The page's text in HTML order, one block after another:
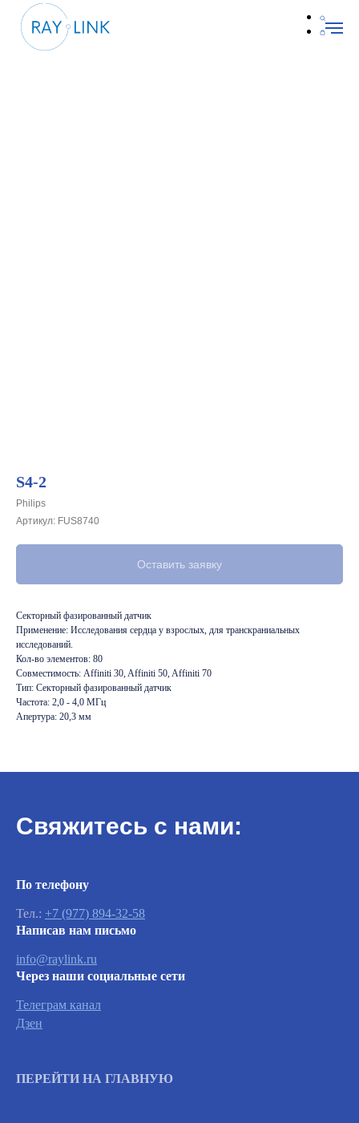
S4-2
Philips
Артикул: FUS8740
Оставить заявку
Секторный фазированный датчик
Применение: Исследования сердца у взрослых, для транскраниальных
исследований.
Кол-во элементов: 80
Совместимость: Affiniti 30, Affiniti 50, Affiniti 70
Тип: Секторный фазированный датчик
Частота: 2,0 - 4,0 МГц
Апертура: 20,3 мм
Свяжитесь с нами:
По телефону
Тел.: +7 (977) 894-32-58
Написав нам письмо
info@raylink.ru
Через наши социальные сети
Телеграм канал
Дзен
ПЕРЕЙТИ НА ГЛАВНУЮ
Заявки на сервисное обслуживание
обрабатываются согласно очередности
обращений, а также серьезности заявленной
неисправности.
Важно